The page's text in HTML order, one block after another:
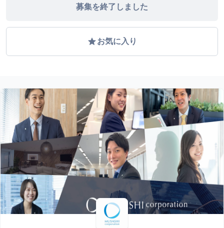
募集を終了しました
gradeお気に入り